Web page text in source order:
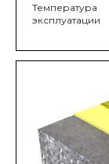
Температура
эксплуатации